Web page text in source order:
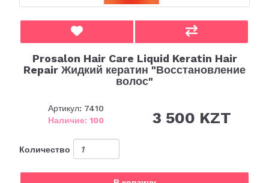
Prosalon Hair Care Liquid Keratin Hair
Repair Жидкий кератин "Восстановление
волос"
Артикул: 7410
Наличие: 100
3 500 KZT
Количество